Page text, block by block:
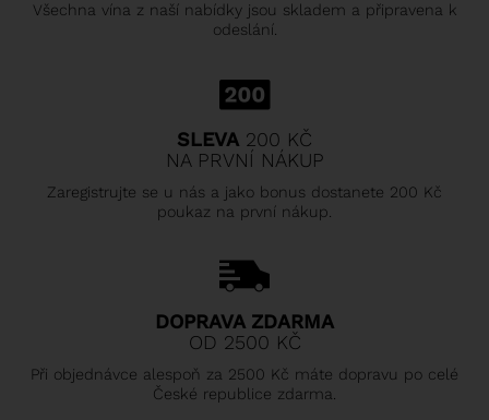
Všechna vína z naší nabídky jsou skladem a připravena k
odeslání.
SLEVA 200 KČ
NA PRVNÍ NÁKUP
Zaregistrujte se u nás a jako bonus dostanete 200 Kč
poukaz na první nákup.
DOPRAVA ZDARMA
OD 2500 KČ
Při objednávce alespoň za 2500 Kč máte dopravu po celé
České republice zdarma.